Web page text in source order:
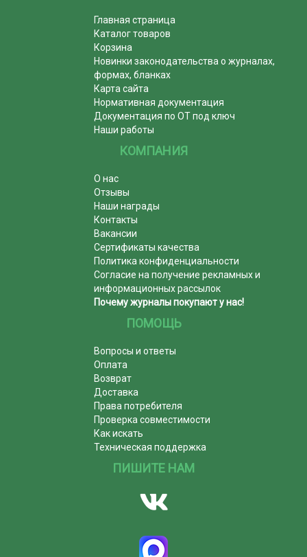
Главная страница
Каталог товаров
Корзина
Новинки законодательства о журналах,
формах, бланках
Карта сайта
Нормативная документация
Документация по ОТ под ключ
Наши работы
КОМПАНИЯ
О нас
Отзывы
Наши награды
Контакты
Вакансии
Сертификаты качества
Политика конфиденциальности
Согласие на получение рекламных и
информационных рассылок
Почему журналы покупают у нас!
ПОМОЩЬ
Вопросы и ответы
Оплата
Возврат
Доставка
Права потребителя
Проверка совместимости
Как искать
Техническая поддержка
ПИШИТЕ НАМ